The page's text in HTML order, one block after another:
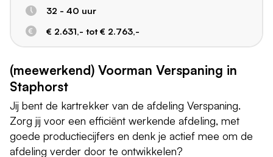
32 - 40 uur
€ 2.631,- tot € 2.763,-
(meewerkend) Voorman Verspaning in
Staphorst
Jij bent de kartrekker van de afdeling Verspaning.
Zorg jij voor een efficiënt werkende afdeling, met
goede productiecijfers en denk je actief mee om de
afdeling verder door te ontwikkelen?